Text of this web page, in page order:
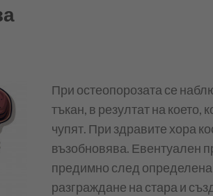
При остеопорозата се
тъкан, в резултат на което,
чупят. При здравите хора
възобновява. Евентуален
предимно след определена
разграждане на стара и